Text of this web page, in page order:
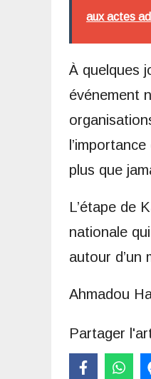
aux actes
À quelques
événement
plus que
L’étape de
nationale
autour d’un
Ahmadou
Partager